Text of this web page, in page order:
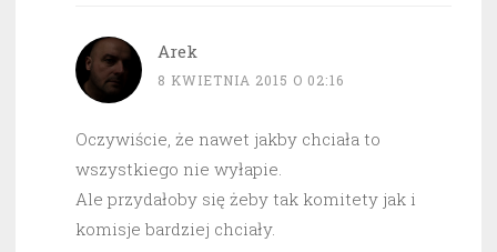
Arek
8 KWIETNIA 2015 O 02:16
Oczywiście, że nawet jakby chciała to
wszystkiego nie wyłapie.
Ale przydałoby się żeby tak komitety jak i
komisje bardziej chciały.